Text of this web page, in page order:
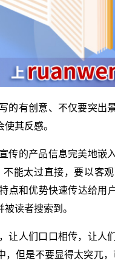
的有创意、不仅要突出
其反感。
传的产品信息完美地嵌
能太过直接，要以客
点和优势快速传达给用
读者搜索到。
让人们口口相传，让人
但是不要显得太突兀